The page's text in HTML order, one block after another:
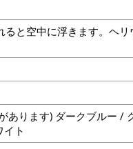
ると空中に浮きます。ヘ
あります) ダークブルー /
ト